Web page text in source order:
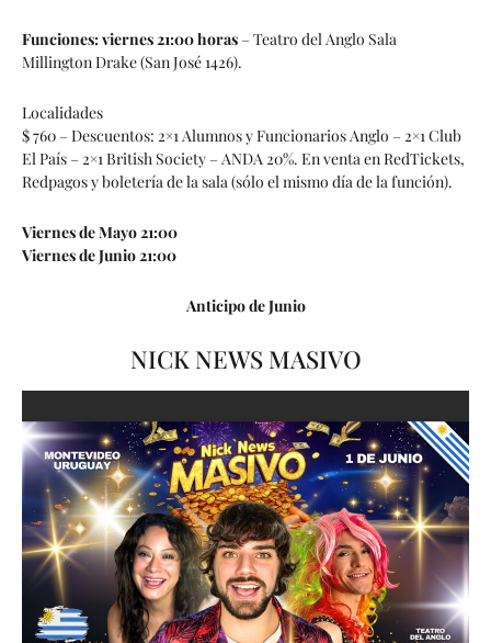
Funciones: viernes 21:00 horas – Teatro del Anglo Sala
Millington Drake (San José 1426).
Localidades
$ 760 – Descuentos: 2×1 Alumnos y Funcionarios Anglo – 2×1 Club
El País – 2×1 British Society – ANDA 20%. En venta en RedTickets,
Redpagos y boletería de la sala (sólo el mismo día de la función).
Viernes de Mayo 21:00
Viernes de Junio 21:00
Anticipo de Junio
NICK NEWS MASIVO